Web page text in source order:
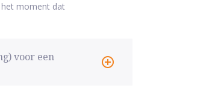
het moment dat
voor een